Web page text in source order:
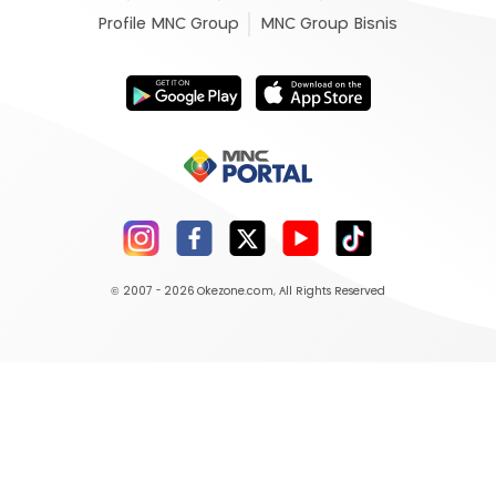
Profile MNC Group MNC Group Bisnis
© 2007 - 2026 Okezone.com, All Rights Reserved